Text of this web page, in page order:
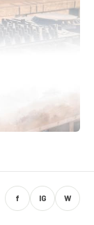
f IG W